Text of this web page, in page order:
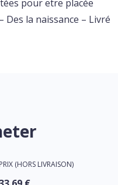
pour etre placée
Des la naissance – Livré
PRIX (HORS LIVRAISON)